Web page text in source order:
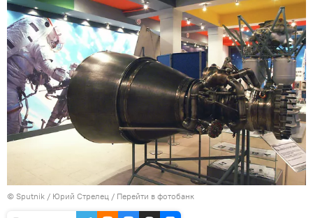
© Sputnik / Юрий Стрелец / Перейти в фотобанк